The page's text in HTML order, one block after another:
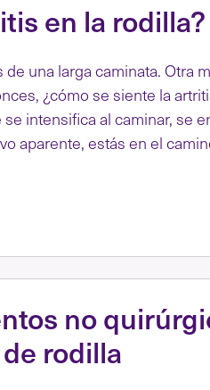
en la rodilla?
una larga caminata. Otra
¿cómo se siente la
intensifica al caminar, se
aparente, estás en el
no
rodilla